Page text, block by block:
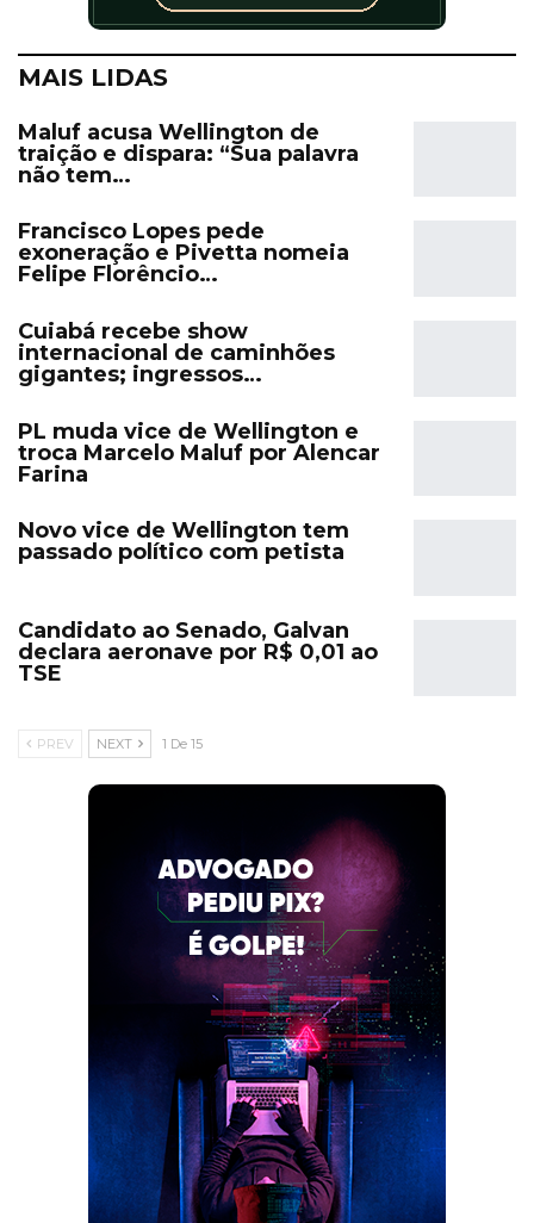
MAIS LIDAS
Maluf acusa Wellington de
traição e dispara: “Sua palavra
não tem…
Francisco Lopes pede
exoneração e Pivetta nomeia
Felipe Florêncio…
Cuiabá recebe show
internacional de caminhões
gigantes; ingressos…
PL muda vice de Wellington e
troca Marcelo Maluf por Alencar
Farina
Novo vice de Wellington tem
passado político com petista
Candidato ao Senado, Galvan
declara aeronave por R$ 0,01 ao
TSE
PREV NEXT 1 De 15